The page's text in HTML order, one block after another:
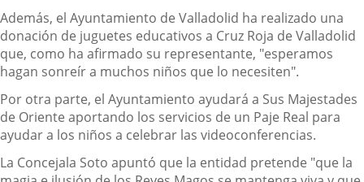
Además, el Ayuntamiento de Valladolid ha realizado una
donación de juguetes educativos a Cruz Roja de Valladolid
que, como ha afirmado su representante, "esperamos
hagan sonreír a muchos niños que lo necesiten".
Por otra parte, el Ayuntamiento ayudará a Sus Majestades
de Oriente aportando los servicios de un Paje Real para
ayudar a los niños a celebrar las videoconferencias.
La Concejala Soto apuntó que la entidad pretende "que la